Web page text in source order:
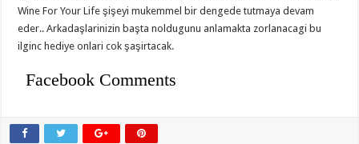
Wine For Your Life şişeyi mukemmel bir dengede tutmaya devam
eder.. Arkadaşlarinizin başta noldugunu anlamakta zorlanacagi bu
ilginc hediye onlari cok şaşirtacak.
Facebook Comments